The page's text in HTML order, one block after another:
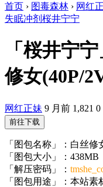
首页 › 图毒森林 › 网红
失眠冲剂 桜井宁宁
「桜井宁
修女(40P/
网红正妹 9 月前 1,821 0
前往下载
「图包名称」：白丝修
「图包大小」：438MB
「解压密码」：
「图包用途」：本站